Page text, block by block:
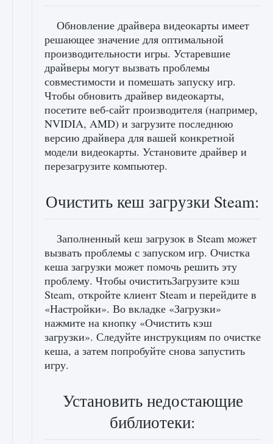
Обновление драйвера видеокарты имеет
решающее значение для оптимальной
производительности игры. Устаревшие
драйверы могут вызвать проблемы
совместимости и помешать запуску игр.
Чтобы обновить драйвер видеокарты,
посетите веб-сайт производителя (например,
NVIDIA, AMD) и загрузите последнюю
версию драйвера для вашей конкретной
модели видеокарты. Установите драйвер и
перезагрузите компьютер.
Очистить кеш загрузки Steam:
Заполненный кеш загрузок в Steam может
вызвать проблемы с запуском игр. Очистка
кеша загрузки может помочь решить эту
проблему. Чтобы очиститьЗагрузите кэш
Steam, откройте клиент Steam и перейдите в
«Настройки». Во вкладке «Загрузки»
нажмите на кнопку «Очистить кэш
загрузки». Следуйте инструкциям по очистке
кеша, а затем попробуйте снова запустить
игру.
Установить недостающие
библиотеки: